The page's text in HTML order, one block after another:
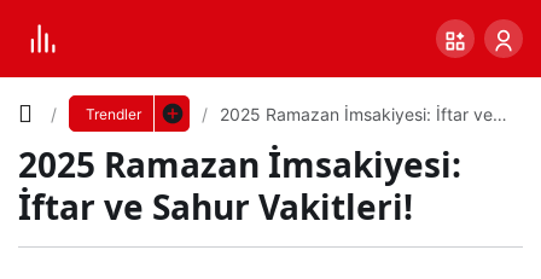
Trendler
2025 Ramazan İmsakiyesi: İftar ve
2025 Ramazan İmsakiyesi:
İftar ve Sahur Vakitleri!
202
Yazı
Boyutunu